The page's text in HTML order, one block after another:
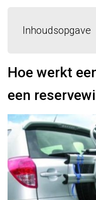
Inhoudsopgave
Hoe werkt
een